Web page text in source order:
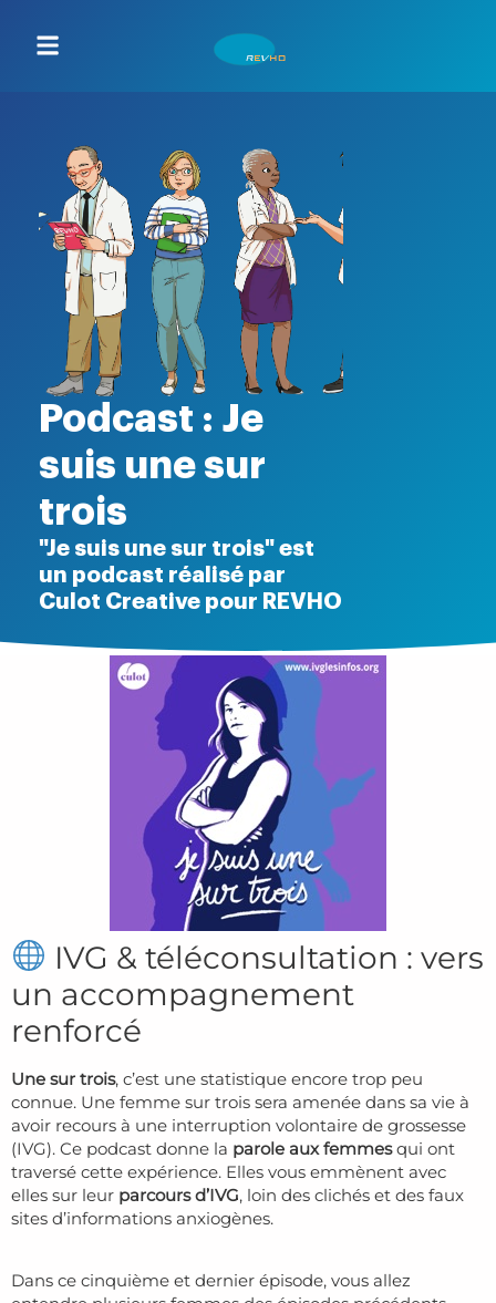
Podcast : Je
suis une sur
trois
"Je suis une sur trois" est
un podcast réalisé par
Culot Creative pour REVHO
IVG & téléconsultation : vers
un accompagnement
renforcé
Une sur trois, c’est une statistique encore trop peu
connue. Une femme sur trois sera amenée dans sa vie à
avoir recours à une interruption volontaire de grossesse
(IVG). Ce podcast donne la parole aux femmesqui ont
traversé cette expérience. Elles vous emmènent avec
elles sur leur parcours d’IVG, loin des clichés et des faux
sites d’informations anxiogènes.
Dans ce cinquième et dernier épisode, vous allez